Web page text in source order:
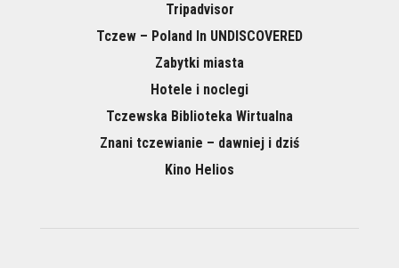
Tripadvisor
Tczew – Poland In UNDISCOVERED
Zabytki miasta
Hotele i noclegi
Tczewska Biblioteka Wirtualna
Znani tczewianie – dawniej i dziś
Kino Helios